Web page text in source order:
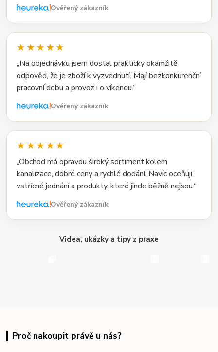
Ověřený zákazník
★★★★★
„Na objednávku jsem dostal prakticky okamžitě
odpověď, že je zboží k vyzvednutí. Mají bezkonkurenční
pracovní dobu a provoz i o víkendu.“
Ověřený zákazník
★★★★★
„Obchod má opravdu široký sortiment kolem
kanalizace, dobré ceny a rychlé dodání. Navíc oceňuji
vstřícné jednání a produkty, které jinde běžně nejsou.“
Ověřený zákazník
Videa, ukázky a tipy z praxe
Proč nakoupit právě u nás?